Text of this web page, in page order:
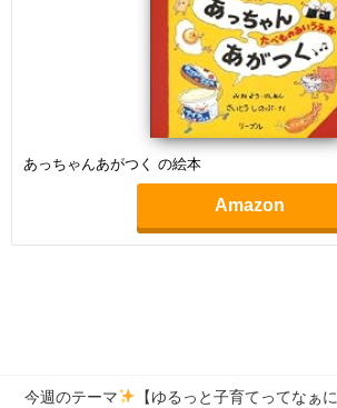
あっちゃんあがつく の絵本
Amazon
今週のテーマ 【ゆるっと子育てってなぁに